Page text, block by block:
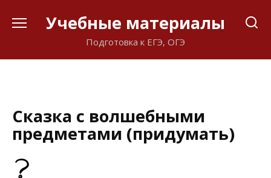
Учебные материалы
Подготовка к ЕГЭ, ОГЭ
Сказка с волшебными
предметами (придумать)